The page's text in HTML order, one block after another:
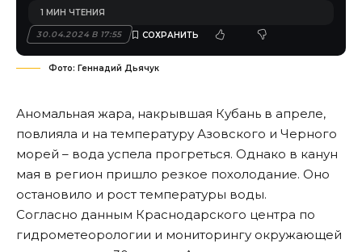
30.04.2024 В 17:55
1 МИН ЧТЕНИЯ
Фото: Геннадий Дьячук
Аномальная жара, накрывшая Кубань в апреле,
повлияла и на температуру Азовского и Черного
морей – вода успела прогреться. Однако в канун
мая в регион пришло резкое похолодание. Оно
остановило и рост температуры воды.
Согласно данным Краснодарского центра по
гидрометеорологии и мониторингу окружающей